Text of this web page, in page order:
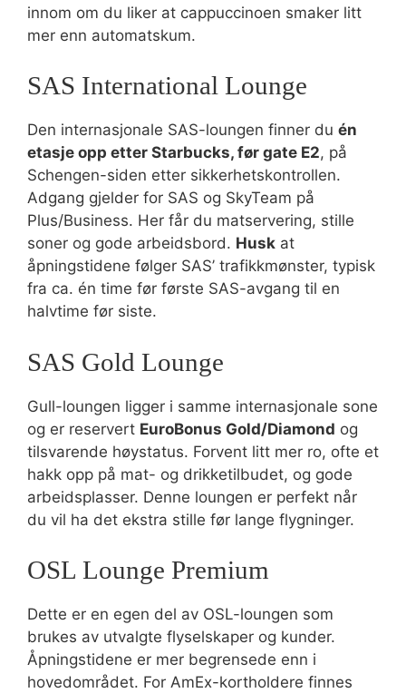
innom om du liker at cappuccinoen smaker litt
mer enn automatskum.
SAS International Lounge
Den internasjonale SAS-loungen finner du én
etasje opp etter Starbucks, før gate E2, på
Schengen-siden etter sikkerhetskontrollen.
Adgang gjelder for SAS og SkyTeam på
Plus/Business. Her får du matservering, stille
soner og gode arbeidsbord. Husk at
åpningstidene følger SAS’ trafikkmønster, typisk
fra ca. én time før første SAS-avgang til en
halvtime før siste.
SAS Gold Lounge
Gull-loungen ligger i samme internasjonale sone
og er reservert EuroBonus Gold/Diamond og
tilsvarende høystatus. Forvent litt mer ro, ofte et
hakk opp på mat- og drikketilbudet, og gode
arbeidsplasser. Denne loungen er perfekt når
du vil ha det ekstra stille før lange flygninger.
OSL Lounge Premium
Dette er en egen del av OSL-loungen som
brukes av utvalgte flyselskaper og kunder.
Åpningstidene er mer begrensede enn i
hovedområdet. For AmEx-kortholdere finnes